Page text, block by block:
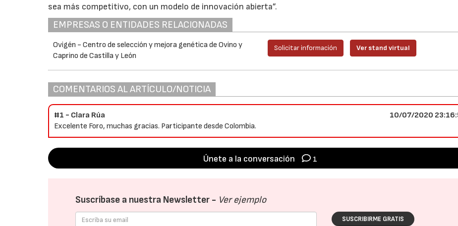
sea más competitivo, con un modelo de innovación abierta”.
EMPRESAS O ENTIDADES RELACIONADAS
Ovigén - Centro de selección y mejora genética de Ovino y
Caprino de Castilla y León
Solicitar información Ver stand virtual
COMENTARIOS AL ARTÍCULO/NOTICIA
#1 - Clara Rúa
10/07/2020
Excelente Foro, muchas gracias. Participante desde Colombia.
Únete a la conversación 1
Suscríbase a nuestra Newsletter - Ver ejemplo
SUSCRIBIRME GRATIS